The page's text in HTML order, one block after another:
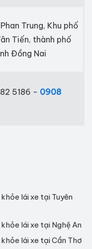
Trung, Khu phố
Tiến, thành phố
Đồng Nai
5186 - 0908
lái xe tại Tuyên
lái xe tại Nghệ An
lái xe tại Cần Thơ